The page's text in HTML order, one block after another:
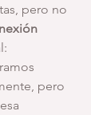
pero no
pero